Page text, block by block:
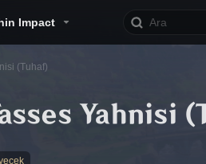
Impact
(Tuhaf)
Yahnisi